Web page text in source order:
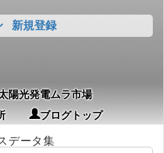
新規登録
陽光発電ムラ市場
ブログトップ
データ集